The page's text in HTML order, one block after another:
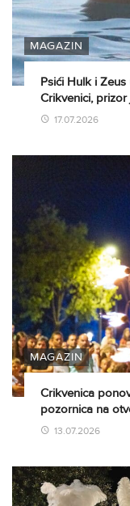
MAGAZIN
Psići Hulk i
Crikvenici,
17.07.2026
MAGAZIN
Crikvenica
pozornica na
13.07.2026